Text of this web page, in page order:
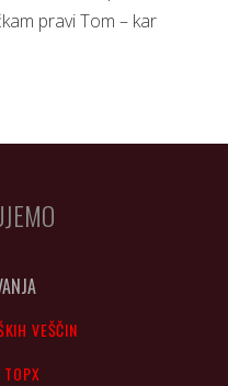
pravi Tom – kar
VEŠČIN
TOPX